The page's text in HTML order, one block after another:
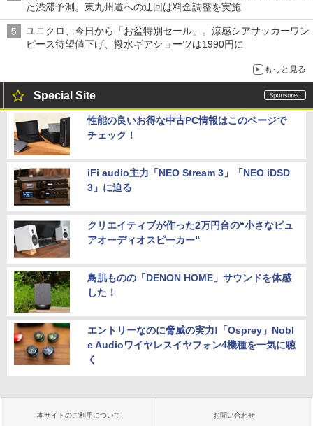
た渋滞予測。東九州道への迂回は料金調整を実施
ユニクロ、今日から「お盆特別セール」。涼感シアサッカーワン
ピース待望値下げ、撥水ギアショーツは1990円に
もっと見る
Special Site
性能の良いお得な中古PC情報はこのページで
チェック！
iFi audio主力「NEO Stream 3」「NEO iDSD
3」に迫る
クリエイティブが作った2万円台の“小さなピュ
アオーディオスピーカー”
鳥肌ものの「DENON HOME」サウンドを体感
した！
エントリーなのに脅威の実力!「Osprey」Nobl
e Audioワイヤレスイヤフォン4機種を一気に聴
く
本サイトのご利用について お問い合わせ